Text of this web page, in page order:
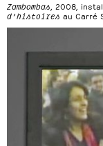
Zambombas, 2008,
d’histoires au Carré